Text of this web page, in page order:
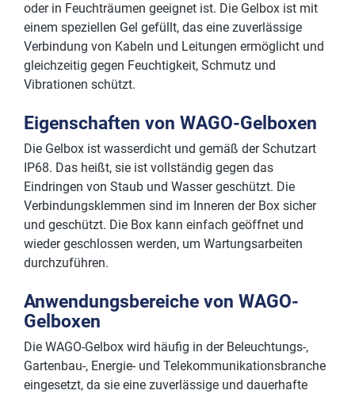
oder in Feuchträumen geeignet ist. Die Gelbox ist mit
einem speziellen Gel gefüllt, das eine zuverlässige
Verbindung von Kabeln und Leitungen ermöglicht und
gleichzeitig gegen Feuchtigkeit, Schmutz und
Vibrationen schützt.
Eigenschaften von WAGO-Gelboxen
Die Gelbox ist wasserdicht und gemäß der Schutzart
IP68. Das heißt, sie ist vollständig gegen das
Eindringen von Staub und Wasser geschützt. Die
Verbindungsklemmen sind im Inneren der Box sicher
und geschützt. Die Box kann einfach geöffnet und
wieder geschlossen werden, um Wartungsarbeiten
durchzuführen.
Anwendungsbereiche von WAGO-
Gelboxen
Die WAGO-Gelbox wird häufig in der Beleuchtungs-,
Gartenbau-, Energie- und Telekommunikationsbranche
eingesetzt, da sie eine zuverlässige und dauerhafte